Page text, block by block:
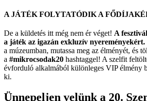
A JÁTÉK FOLYTATÓDIK A
De a küldetés itt még nem ér véget! A
a játék az igazán exkluzív nyereményekért.
a múzeumban, mutassa meg az élményét, és
a #mikrocsodak20 hashtaggel! A szelfit
évforduló alkalmából különleges VIP élmény
ki.
Ünnepeljen velünk a 20.